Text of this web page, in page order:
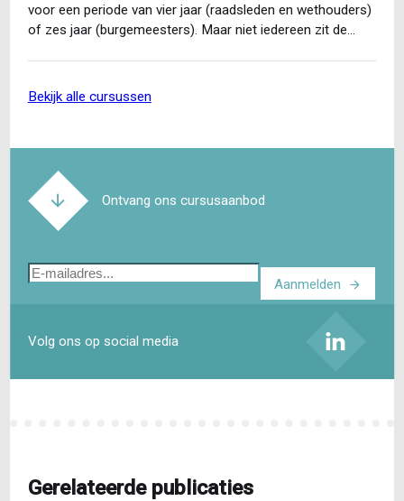
voor een periode van vier jaar (raadsleden en wethouders)
of zes jaar (burgemeesters). Maar niet iedereen zit de…
bekijk alle cursussen
Ontvang ons cursusaanbod
E-
Aanmelden
Volg ons op social media
Gerelateerde publicaties